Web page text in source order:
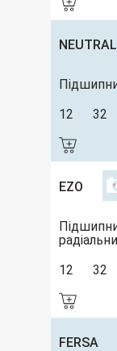
NEUTRAL
12
32
EZO
12
32
FERSA